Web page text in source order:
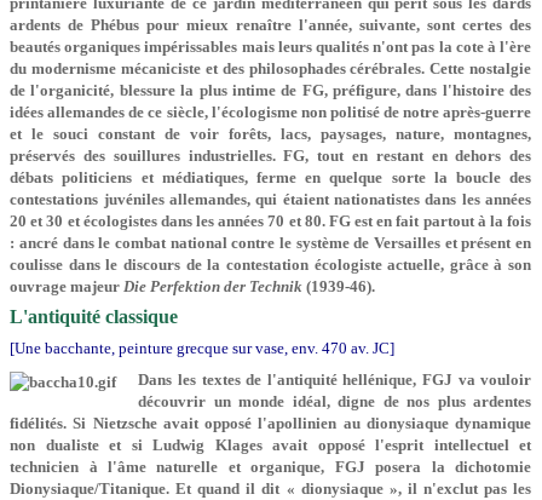
ardents de Phébus pour mieux renaître l'année, suivante, sont certes des
beautés organiques impérissables mais leurs qualités n'ont pas la cote à l'ère
du modernisme mécaniciste et des philosophades cérébrales. Cette nostalgie
de l'organicité, blessure la plus intime de FG, préfigure, dans l'histoire des
idées allemandes de ce siècle, l'écologisme non politisé de notre après-guerre
et le souci constant de voir forêts, lacs, paysages, nature, montagnes,
préservés des souillures industrielles. FG, tout en restant en dehors des
débats politiciens et médiatiques, ferme en quelque sorte la boucle des
contestations juvéniles allemandes, qui étaient nationatistes dans les années
20 et 30 et écologistes dans les années 70 et 80. FG est en fait partout à la fois
: ancré dans le combat national contre le système de Versailles et présent en
coulisse dans le discours de la contestation écologiste actuelle, grâce à son
ouvrage majeur Die Perfektion der Technik (1939-46).
L'antiquité classique
[Une bacchante, peinture grecque sur vase, env. 470 av. JC]
Dans les textes de l'antiquité hellénique, FGJ va vouloir
découvrir un monde idéal, digne de nos plus ardentes
fidélités. Si Nietzsche avait opposé l'apollinien au dionysiaque dynamique
non dualiste et si Ludwig Klages avait opposé l'esprit intel­lectuel et
technicien à l'âme naturelle et organique, FGJ posera la dichotomie
Dionysiaque/Titanique. Et quand il dit « dionysiaque », il n'exclut pas les